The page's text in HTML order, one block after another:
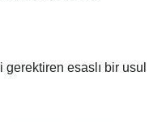
esaslı bir usul